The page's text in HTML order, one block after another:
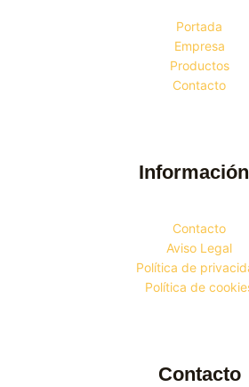
Portada
Empresa
Productos
Contacto
Contacto
Aviso Legal
Política de
Política de
Contacto